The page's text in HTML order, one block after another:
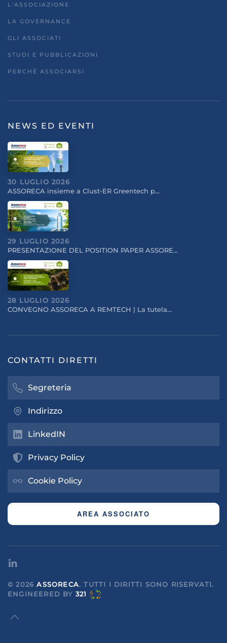
L'ASSOCIAZIONE
LA GOVERNANCE
GLI ASSOCIATI
STUDI E PUBBLICAZIONI
PERCHÈ ASSOCIARSI
NEWS ED EVENTI
30 LUGLIO 2026
ASSORECA insieme a Clust-ER Greentech p…
29 LUGLIO 2026
PRESENTAZIONE DEL POSITION PAPER ASSORE…
28 LUGLIO 2026
CONVEGNO ASSORECA A REMTECH | La tutela…
CONTATTI DIRETTI
Segreteria
Indirizzo
LinkedIN
Privacy Policy
Cookie Policy
AREA ASSOCIATO
©2026 ASSORECA. TUTTI I DIRITTI SONO RISERVATI.
ENGINEERED BY 321